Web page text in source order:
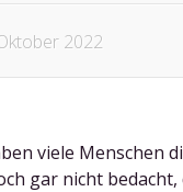
2022
viele Menschen
gar nicht